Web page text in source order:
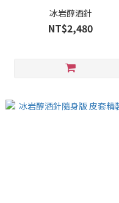
冰岩醇酒針
NT$2,480